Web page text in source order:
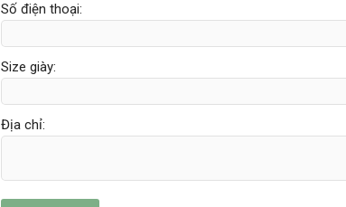
Số điện thoại:
Size giày:
Địa chỉ: